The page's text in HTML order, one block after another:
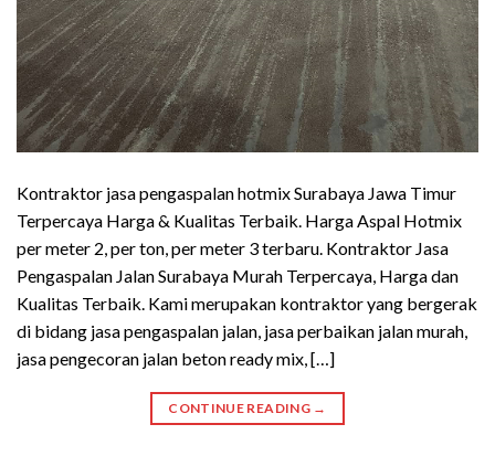
Kontraktor jasa pengaspalan hotmix Surabaya Jawa Timur
Terpercaya Harga & Kualitas Terbaik. Harga Aspal Hotmix
per meter 2, per ton, per meter 3 terbaru. Kontraktor Jasa
Pengaspalan Jalan Surabaya Murah Terpercaya, Harga dan
Kualitas Terbaik. Kami merupakan kontraktor yang bergerak
di bidang jasa pengaspalan jalan, jasa perbaikan jalan murah,
jasa pengecoran jalan beton ready mix, […]
CONTINUE READING →